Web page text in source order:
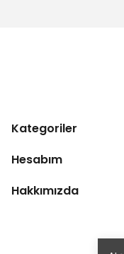
Kategoriler
Hesabım
Hakkımızda